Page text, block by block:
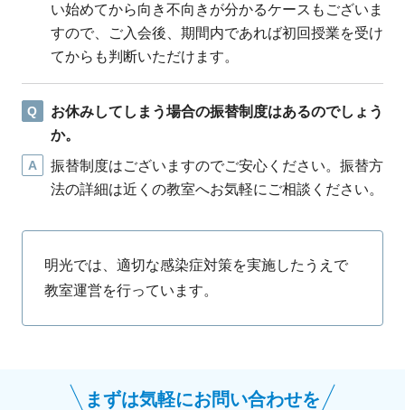
い始めてから向き不向きが分かるケースもございま
すので、ご入会後、期間内であれば初回授業を受け
てからも判断いただけます。
Q
お休みしてしまう場合の振替制度はあるのでしょう
か。
A
振替制度はございますのでご安心ください。振替方
法の詳細は近くの教室へお気軽にご相談ください。
明光では、適切な感染症対策を実施したうえで
教室運営を行っています。
まずは気軽にお問い合わせを